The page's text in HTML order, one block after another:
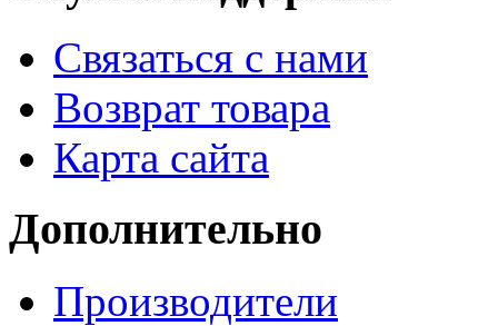
Связаться с нами
Возврат товара
Карта сайта
Дополнительно
Производители